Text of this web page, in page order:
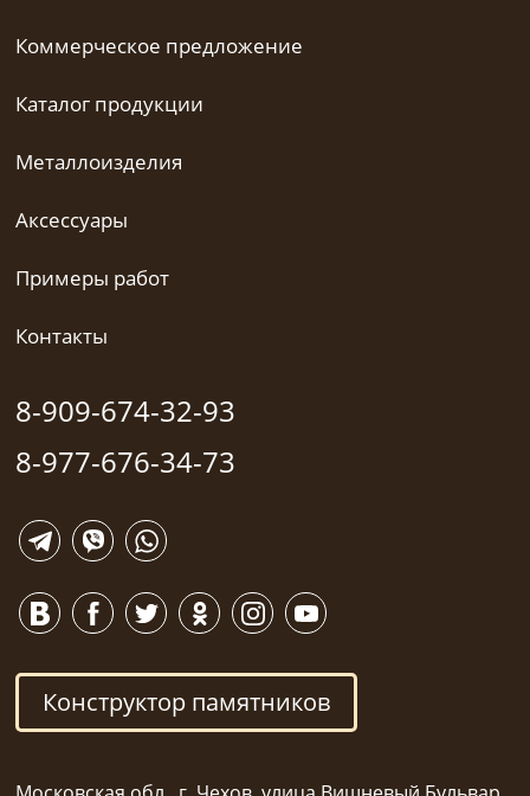
Коммерческое предложение
Каталог продукции
Металлоизделия
Аксессуары
Примеры работ
Контакты
8-909-674-32-93
8-977-676-34-73
Конструктор памятников